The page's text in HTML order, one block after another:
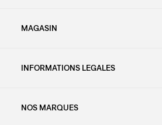
MAGASIN
INFORMATIONS LEGALES
NOS MARQUES